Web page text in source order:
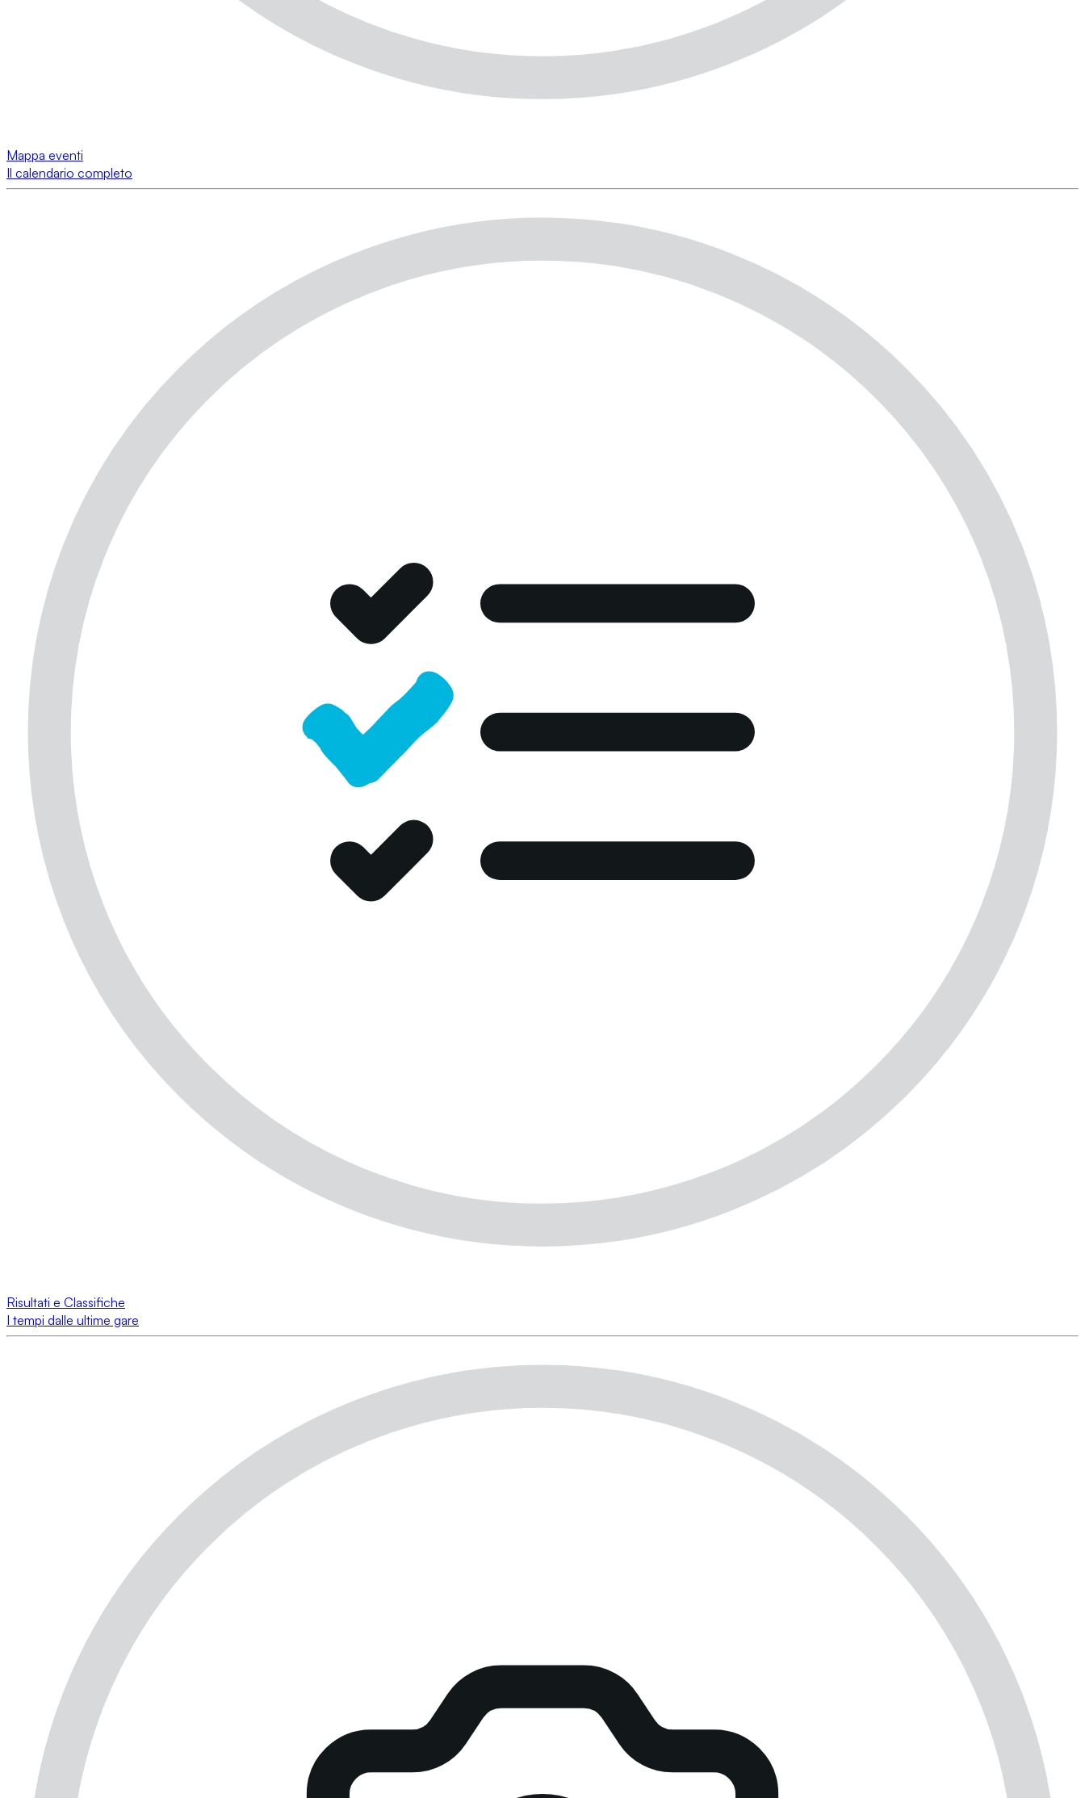
Mappa eventi
Il calendario completo
Risultati e Classifiche
I tempi dalle ultime gare